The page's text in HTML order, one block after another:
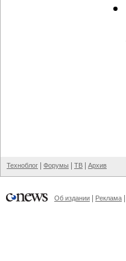
Техноблог Форумы ТВ Архив
Об издании Реклама